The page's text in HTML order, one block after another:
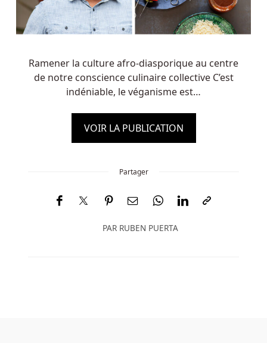
Ramener la culture afro-diasporique au centre
de notre conscience culinaire collective C’est
indéniable, le véganisme est…
VOIR LA PUBLICATION
Partager
PAR RUBEN PUERTA